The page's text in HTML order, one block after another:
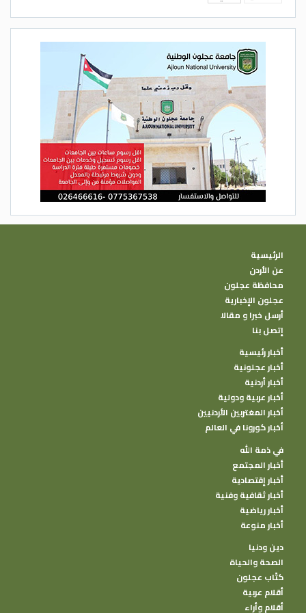
الرئيسية
عن الأردن
محافظة عجلون
عجلون الإخبارية
أرسل خبرا و مقالا
إتصل بنا
أخبار رئيسية
أخبار عجلونية
أخبار أردنية
أخبار عربية ودولية
أخبار المغتربين الأردنيين
أخبار كورونا في العالم
في ذمة الله
أخبار المجتمع
أخبار إقتصادية
أخبار ثقافية وفنية
أخبار رياضية
أخبار منوعة
دين ودنيا
الصحة والحياة
كتًاب عجلون
أقلام عربية
أقلام وأراء